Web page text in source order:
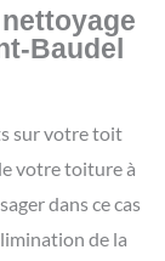
Baudel
sur votre toit
votre toiture à
dans ce cas
de la